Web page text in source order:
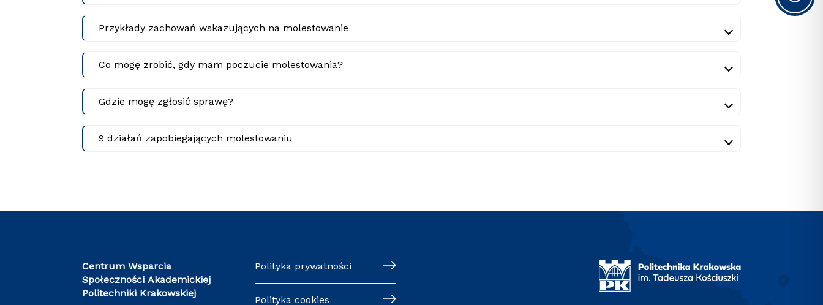
Przykłady zachowań wskazujących na molestowanie
Co mogę zrobić, gdy mam poczucie molestowania?
Gdzie mogę zgłosić sprawę?
9 działań zapobiegających molestowaniu
Centrum Wsparcia
Społeczności Akademickiej
Politechniki Krakowskiej
Polityka prywatności
Polityka cookies